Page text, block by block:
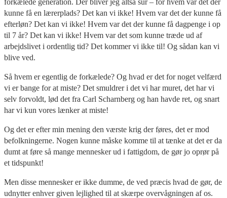
kunne få en lærerplads? Det kan vi ikke! Hvem var det der kunne få
efterløn? Det kan vi ikke! Hvem var det der kunne få dagpenge i op
til 7 år? Det kan vi ikke! Hvem var det som kunne træde ud af
arbejdslivet i ordentlig tid? Det kommer vi ikke til! Og sådan kan vi
blive ved.
Så hvem er egentlig de forkælede? Og hvad er det for noget velfærd
vi er bange for at miste? Det smuldrer i det vi har muret, det har vi
selv forvoldt, lød det fra Carl Scharnberg og han havde ret, og snart
har vi kun vores lænker at miste!
Og det er efter min mening den værste krig der føres, det er mod
befolkningerne. Nogen kunne måske komme til at tænke at det er da
dumt at føre så mange mennesker ud i fattigdom, de gør jo oprør på
et tidspunkt!
Men disse mennesker er ikke dumme, de ved præcis hvad de gør, de
udnytter enhver given lejlighed til at skærpe overvågningen af os.